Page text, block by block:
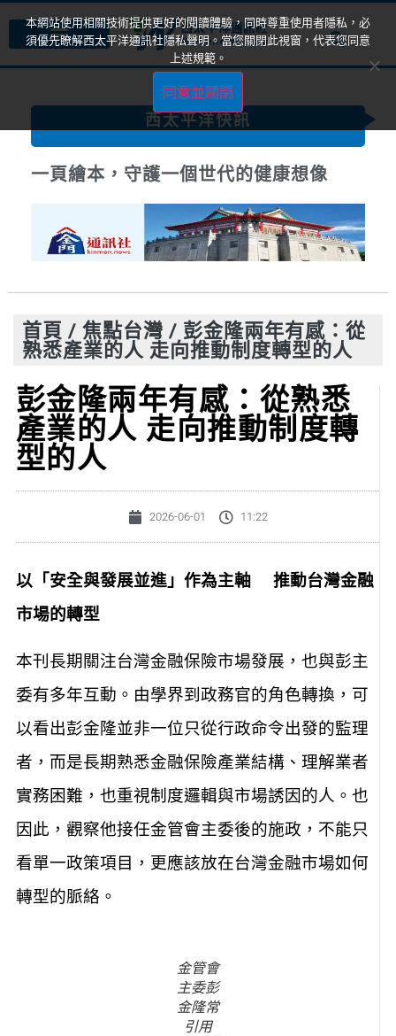
西太平洋快訊
一頁繪本，守護一個世代的健康想像
首頁 / 焦點台灣 / 彭金隆兩年有感：從
熟悉產業的人 走向推動制度轉型的人
彭金隆兩年有感：從熟悉
產業的人 走向推動制度轉
型的人
2026-06-01 11:22
以「安全與發展並進」作為主軸 推動台灣金融
市場的轉型
本刊長期關注台灣金融保險市場發展，也與彭主
委有多年互動。由學界到政務官的角色轉換，可
以看出彭金隆並非一位只從行政命令出發的監理
者，而是長期熟悉金融保險產業結構、理解業者
實務困難，也重視制度邏輯與市場誘因的人。也
因此，觀察他接任金管會主委後的施政，不能只
看單一政策項目，更應該放在台灣金融市場如何
轉型的脈絡。
金管會
主委彭
金隆常
引用
本網站使用相關技術提供更好的閱讀體驗，同時尊重使用者隱私，必
須優先瞭解西太平洋通訊社隱私聲明。當您關閉此視窗，代表您同意
上述規範。
同意並關閉